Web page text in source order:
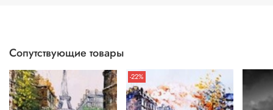
Сопутствующие товары
-22%